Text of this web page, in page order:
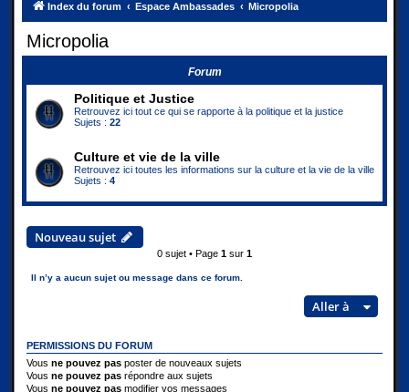
Index du forum Espace Ambassades Micropolia
Micropolia
Forum
Politique et Justice
Retrouvez ici tout ce qui se rapporte à la politique et la justice
Sujets : 22
Culture et vie de la ville
Retrouvez ici toutes les informations sur la culture et la vie de la ville
Sujets : 4
Nouveau sujet
0 sujet • Page 1 sur 1
Il n’y a aucun sujet ou message dans ce forum.
Aller à
PERMISSIONS DU FORUM
Vous ne pouvez pas poster de nouveaux sujets
Vous ne pouvez pas répondre aux sujets
Vous ne pouvez pas modifier vos messages